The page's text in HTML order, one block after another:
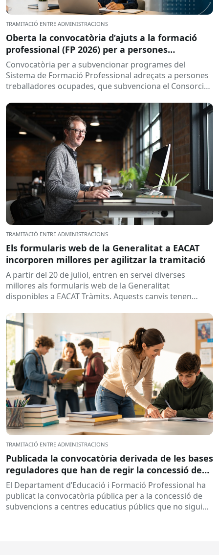
TRAMITACIÓ ENTRE ADMINISTRACIONS
Oberta la convocatòria d’ajuts a la formació
professional (FP 2026) per a persones
treballadores ocupades
Convocatòria per a subvencionar programes del
Sistema de Formació Professional adreçats a persones
treballadores ocupades, que subvenciona el Consorci
TRAMITACIÓ ENTRE ADMINISTRACIONS
Els formularis web de la Generalitat a EACAT
incorporen millores per agilitzar la tramitació
A partir del 20 de juliol, entren en servei diverses
millores als formularis web de la Generalitat
disponibles a EACAT Tràmits. Aquests canvis tenen
TRAMITACIÓ ENTRE ADMINISTRACIONS
Publicada la convocatòria derivada de les bases
reguladores que han de regir la concessió de
subvencions a centres educatius, per al
desenvolupament de programes de formació i
inserció, durant el curs 2026-2027
El Departament d’Educació i Formació Professional ha
publicat la convocatòria pública per a la concessió de
subvencions a centres educatius públics que no siguin